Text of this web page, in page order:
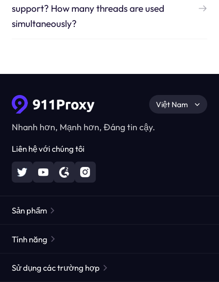
support? How many threads are used
simultaneously?
Nhanh hơn, Mạnh hơn, Đáng tin cậy.
Liên hệ với chúng tôi
Việt Nam
Sản phẩm
Các proxy dân cư tĩnh
Tính năng
Sử dụng các trường hợp